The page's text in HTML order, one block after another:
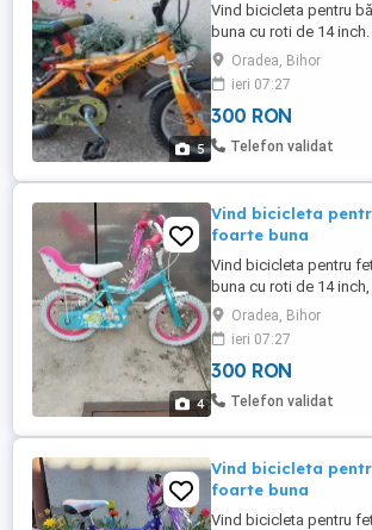
5
Vind bicicleta pentru
buna cu roti de 14 inch.
Oradea, Bihor
ieri 07:27
300 RON
Telefon validat
4
Vind bicicleta
foarte buna
Vind bicicleta pentru
buna cu roti de 14
spateOradea, Bihor
ieri 07:27
300 RON
Telefon validat
Vind bicicleta
foarte buna
Vind bicicleta pentru